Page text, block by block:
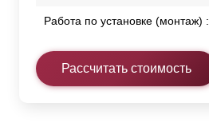
Работа по установке (монтаж) :
Рассчитать стоимость